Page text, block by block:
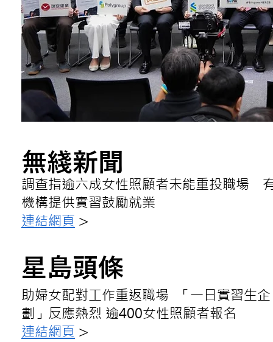
無綫新聞
調查指逾六成女性照顧者未能重投職場
機構提供實習鼓勵就業
連結網頁 >
星島頭條
助婦女配對工作重返職場 「一日實習生企
劃」反應熱烈 逾400女性照顧者報名
連結網頁 >